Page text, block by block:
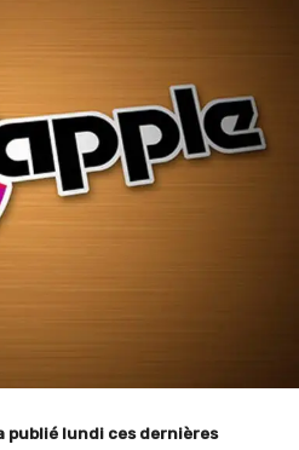
publié lundi ces dernières